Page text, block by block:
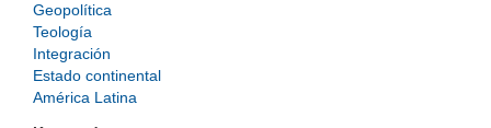
Geopolítica
Teología
Integración
Estado continental
América Latina